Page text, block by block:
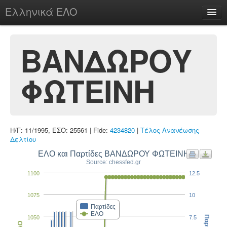
Ελληνικά ΕΛΟ
chesstu.be @ discord
Login
ΒΑΝΔΩΡΟΥ
ΦΩΤΕΙΝΗ
Η/Γ: 11/1995, ΕΣΟ: 25561 | Fide: 4234820 | Τέλος Ανανέωσης
Δελτίου
ΕΛΟ και Παρτίδες ΒΑΝΔΩΡΟΥ ΦΩΤΕΙΝΗ
Source: chessfed.gr
Παρτίδες
ΕΛΟ
1050
1075
1100
10
7.5
12.5